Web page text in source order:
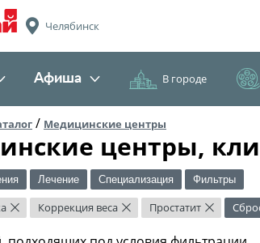
Челябинск
Афиша В городе
/ Медицинские центры
центры,
Лечение Специализация Фильтры
× Коррекция веса × Простатит ×